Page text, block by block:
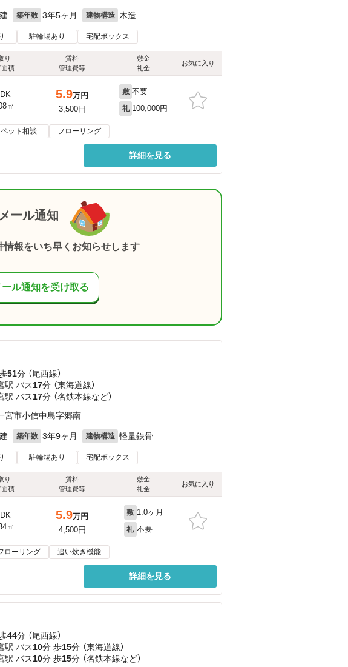
築年数 3年5ヶ月 建物構造 木造
駐輪場あり 宅配ボックス
り
積
賃料
管理費等
敷金
礼金
お気に入り
㎡
5.9万円
3,500円
敷 不要
礼 100,000円
ペット相談 フローリング
詳細を見る
ール通知
情報をいち早くお知らせします
ル通知を受け取る
51分 （尾西線）
駅 バス17分 （東海道線）
駅 バス17分 （名鉄本線など）
宮市小信中島字郷南
築年数 3年9ヶ月 建物構造 軽量鉄骨
駐輪場あり 宅配ボックス
り
積
賃料
管理費等
敷金
礼金
お気に入り
㎡
5.9万円
4,500円
敷 1.0ヶ月
礼 不要
ローリング 追い炊き機能
詳細を見る
44分 （尾西線）
駅 バス10分 歩15分 （東海道線）
駅 バス10分 歩15分 （名鉄本線など）